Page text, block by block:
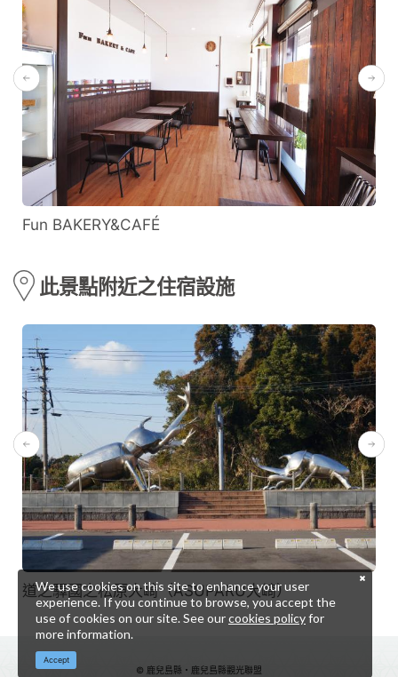
Fun BAKERY&CAFÉ
此景點附近之住宿設施
道之驛國之松原大崎（ASUPARU大崎）
© 鹿兒島縣・鹿兒島縣觀光聯盟
We use cookies on this site to enhance your user
experience. If you continue to browse, you accept the
use of cookies on our site. See ourcookies policyfor
more information.
Accept